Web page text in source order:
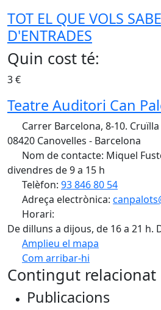
TOT EL QUE VOLS
D'ENTRADES
Quin cost té:
3 €
Teatre Auditori Can
Carrer Barcelona, 8-10.
08420 Canovelles - Barcelona
Nom de contacte: Miquel
divendres de 9 a 15 h
Telèfon: 93 846 80 54
Adreça electrònica:
Horari:
De dilluns a dijous, de 16 a 21 h.
Amplieu el mapa
Com arribar-hi
+
Contingut relacionat
Publicacions